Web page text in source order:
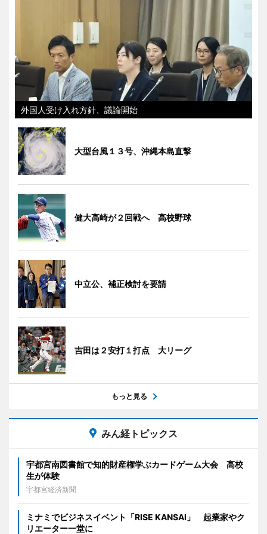
外国人受け入れ方針、議論開始
大型台風１３号、沖縄本島直撃
健大高崎が２回戦へ 高校野球
中立公、補正検討を要請
吉田は２安打１打点 大リーグ
もっと見る
みん経トピックス
宇都宮南図書館で知的財産権学ぶカードゲーム大会 高校
生が体験
宇都宮経済新聞
ミナミでビジネスイベント「RISE KANSAI」 起業家やク
リエーター一堂に